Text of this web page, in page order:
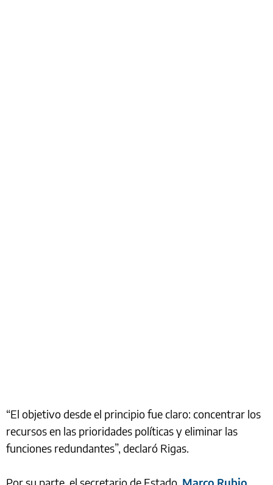
“El objetivo desde el principio fue claro: concentrar los
recursos en las prioridades políticas y eliminar las
funciones redundantes”, declaró Rigas.